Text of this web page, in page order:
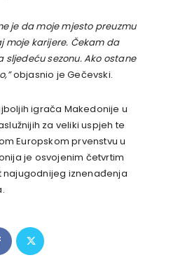
je da moje mjesto preuzmu
moje karijere. Čekam da
sljedeću sezonu. Ako ostane
objasnio je Gečevski.
igrača Makedonije u
za veliki uspjeh te
Europskom prvenstvu u
je osvojenim četvrtim
najugodnijeg iznenađenja